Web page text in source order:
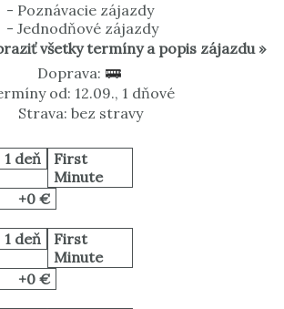
- Poznávacie zájazdy
- Jednodňové zájazdy
všetky termíny a popis zájazdu »
Doprava:
od: 12.09., 1 dňové
Strava: bez stravy
1 deň
First
Minute
+0 €
1 deň
First
Minute
+0 €